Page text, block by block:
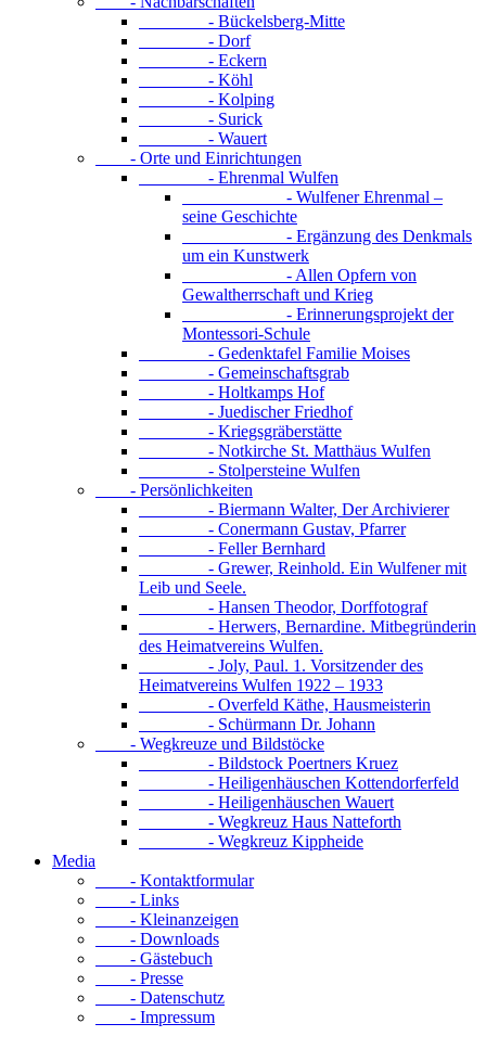
- Bückelsberg-Mitte
- Dorf
- Eckern
- Köhl
- Kolping
- Surick
- Wauert
- Orte und Einrichtungen
- Ehrenmal Wulfen
- Wulfener Ehrenmal –
seine Geschichte
- Ergänzung des Denkmals
um ein Kunstwerk
- Allen Opfern von
Gewaltherrschaft und Krieg
- Erinnerungsprojekt der
Montessori-Schule
- Gedenktafel Familie Moises
- Gemeinschaftsgrab
- Holtkamps Hof
- Juedischer Friedhof
- Kriegsgräberstätte
- Notkirche St. Matthäus Wulfen
- Stolpersteine Wulfen
- Persönlichkeiten
- Biermann Walter, Der Archivierer
- Conermann Gustav, Pfarrer
- Feller Bernhard
- Grewer, Reinhold. Ein Wulfener mit
Leib und Seele.
- Hansen Theodor, Dorffotograf
- Herwers, Bernardine. Mitbegründerin
des Heimatvereins Wulfen.
- Joly, Paul. 1. Vorsitzender des
Heimatvereins Wulfen 1922 – 1933
- Overfeld Käthe, Hausmeisterin
- Schürmann Dr. Johann
- Wegkreuze und Bildstöcke
- Bildstock Poertners Kruez
- Heiligenhäuschen Kottendorferfeld
- Heiligenhäuschen Wauert
- Wegkreuz Haus Natteforth
- Wegkreuz Kippheide
Media
- Kontaktformular
- Links
- Kleinanzeigen
- Downloads
- Gästebuch
- Presse
- Datenschutz
- Impressum